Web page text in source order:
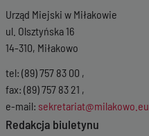
Urząd Miejski w Miłakowie
ul. Olsztyńska 16
14-310, Miłakowo
tel: (89) 757 83 00 ,
fax: (89) 757 83 21 ,
e-mail: sekretariat@milakowo.eu
Redakcja biuletynu